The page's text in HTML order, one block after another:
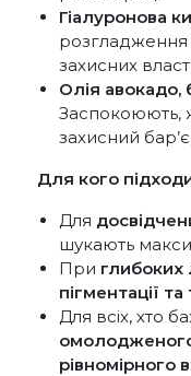
Гіалуронова
розгладження
захисних
Олія авокадо,
Заспокоюють,
захисний
Для кого
Для
шукають
При глибоких
пігментації
Для всіх, хто
рівномірного